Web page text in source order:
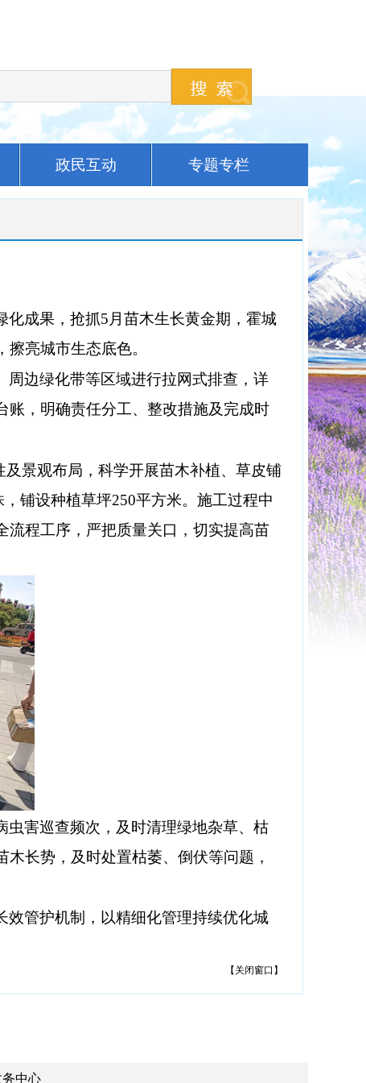
政民互动 专题专栏
化成果，抢抓5月苗木生长黄金期，霍城
亮城市生态底色。
周边绿化带等区域进行拉网式排查，详
账，明确责任分工、整改措施及完成时
景观布局，科学开展苗木补植、草皮铺
铺设种植草坪250平方米。施工过程中
流程工序，严把质量关口，切实提高苗
害巡查频次，及时清理绿地杂草、枯
长势，及时处置枯萎、倒伏等问题，
管护机制，以精细化管理持续优化城
【 关闭窗口 】
中心